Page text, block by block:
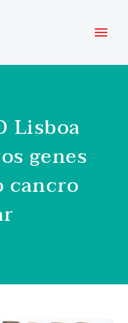
Lisboa
genes
cancro